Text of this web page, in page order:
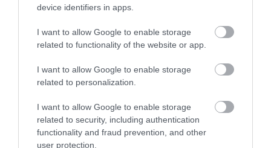
device identifiers in apps.
I want to allow Google to enable storage
related to functionality of the website or app.
I want to allow Google to enable storage
related to personalization.
I want to allow Google to enable storage
related to security, including authentication
functionality and fraud prevention, and other
user protection.
29.07.2026
Το El Niño… στο καλάθι των νοικοκυριών